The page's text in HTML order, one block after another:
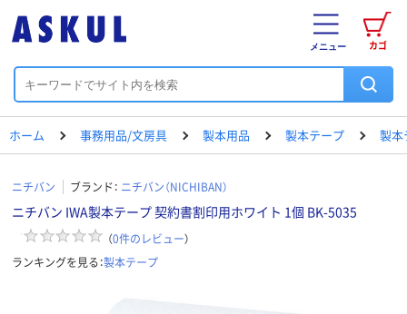
カゴ
メニュー
ホーム 事務用品/文房具 製本用品 製本テープ 製本
ニチバン ブランド： ニチバン（NICHIBAN）
ニチバン IWA製本テープ 契約書割印用ホワイト 1個 BK-5035
（0件のレビュー）
ランキングを見る：製本テープ